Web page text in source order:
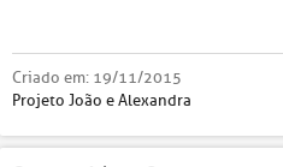
Criado em: 19/11/2015
Projeto João e Alexandra